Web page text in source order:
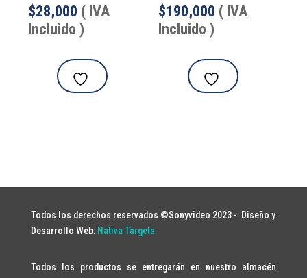
$28,000 ( IVA
Incluido )
$190,000 ( IVA
Incluido )
Todos los derechos reservados ©Sonyvideo 2023 - Diseño y
Desarrollo Web: Nativa Targets
Todos los productos se entregarán en nuestro almacén